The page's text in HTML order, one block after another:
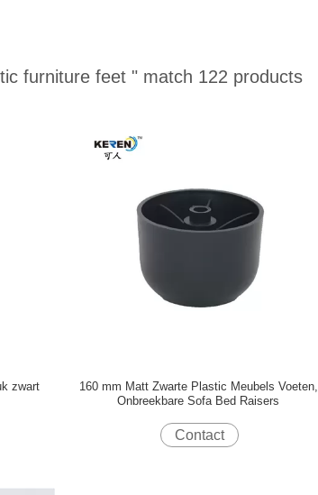
furniture feet " match 122 products
zwart
160 mm Matt Zwarte Plastic Meubels Voeten,
Onbreekbare Sofa Bed Raisers
Contact